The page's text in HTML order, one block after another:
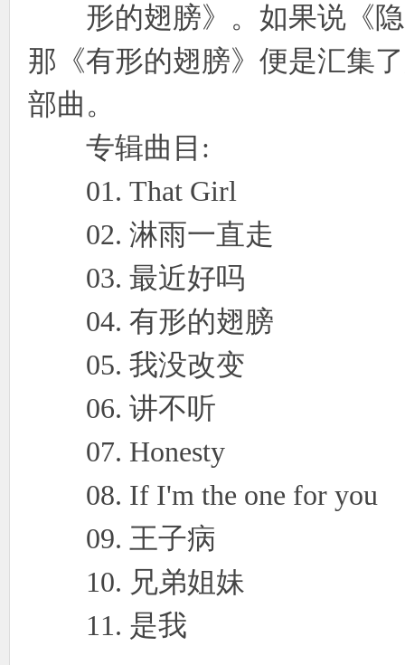
形的翅膀》。如果说《隐
那《有形的翅膀》便是汇集
部曲。
专辑曲目:
01. That Girl
02. 淋雨一直走
03. 最近好吗
04. 有形的翅膀
05. 我没改变
06. 讲不听
07. Honesty
08. If I'm the one for you
09. 王子病
10. 兄弟姐妹
11. 是我